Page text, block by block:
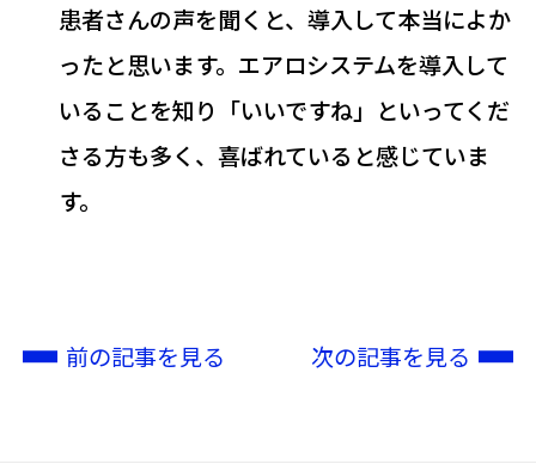
患者さんの声を聞くと、導入して本当によか
ったと思います。エアロシステムを導入して
いることを知り「いいですね」といってくだ
さる方も多く、喜ばれていると感じていま
す。
前の記事を見る 次の記事を見る